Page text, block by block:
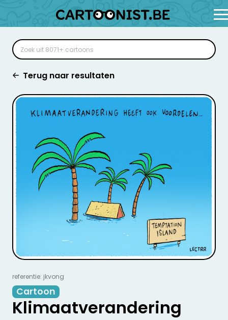
Terug naar resultaten
referentie: jkvong
Cartoon
Klimaatverandering